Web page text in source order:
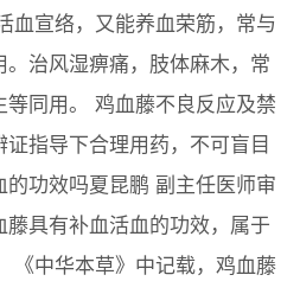
血宣络，又能养血荣筋，常与
。治风湿痹痛，肢体麻木，常
同用。 鸡血藤不良反应及禁
指导下合理用药，不可盲目
功效吗夏昆鹏 副主任医师审
具有补血活血的功效，属于
《中华本草》中记载，鸡血藤